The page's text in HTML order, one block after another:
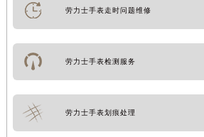
劳力士手表走时问题维修
劳力士手表检测服务
劳力士手表划痕处理